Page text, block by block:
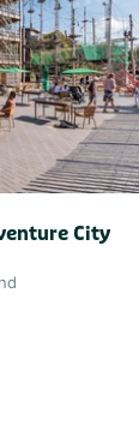
City